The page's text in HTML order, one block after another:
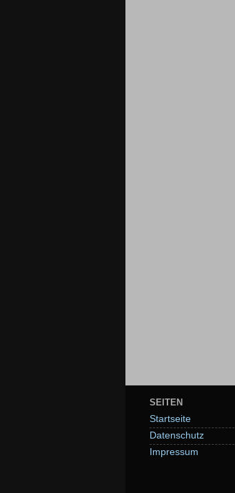
SEITEN
Startseite
Datenschutz
Impressum